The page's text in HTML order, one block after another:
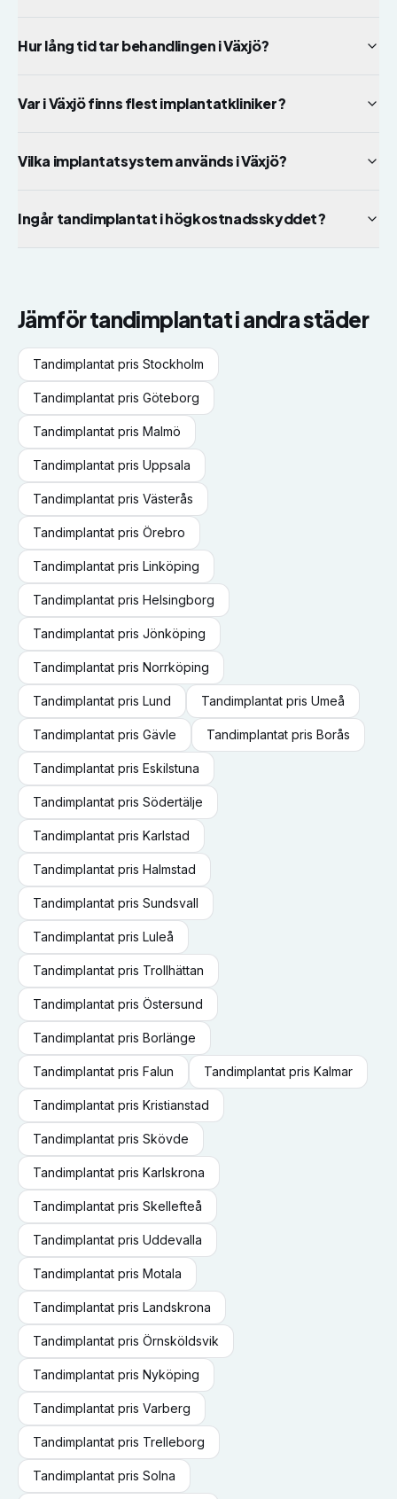
Hur lång tid tar behandlingen i Växjö?
Var i Växjö finns flest implantatkliniker?
Vilka implantatsystem används i Växjö?
Ingår tandimplantat i högkostnadsskyddet?
Jämförtandimplantati andra städer
Tandimplantat pris Stockholm
Tandimplantat pris Göteborg
Tandimplantat pris Malmö
Tandimplantat pris Uppsala
Tandimplantat pris Västerås
Tandimplantat pris Örebro
Tandimplantat pris Linköping
Tandimplantat pris Helsingborg
Tandimplantat pris Jönköping
Tandimplantat pris Norrköping
Tandimplantat pris Lund Tandimplantat pris Umeå
Tandimplantat pris Gävle Tandimplantat pris Borås
Tandimplantat pris Eskilstuna
Tandimplantat pris Södertälje
Tandimplantat pris Karlstad
Tandimplantat pris Halmstad
Tandimplantat pris Sundsvall
Tandimplantat pris Luleå
Tandimplantat pris Trollhättan
Tandimplantat pris Östersund
Tandimplantat pris Borlänge
Tandimplantat pris Falun Tandimplantat pris Kalmar
Tandimplantat pris Kristianstad
Tandimplantat pris Skövde
Tandimplantat pris Karlskrona
Tandimplantat pris Skellefteå
Tandimplantat pris Uddevalla
Tandimplantat pris Motala
Tandimplantat pris Landskrona
Tandimplantat pris Örnsköldsvik
Tandimplantat pris Nyköping
Tandimplantat pris Varberg
Tandimplantat pris Trelleborg
Tandimplantat pris Solna